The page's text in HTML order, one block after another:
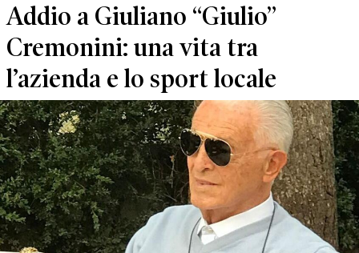
Addio a Giuliano “Giulio”
Cremonini: una vita tra
l’azienda e lo sport locale